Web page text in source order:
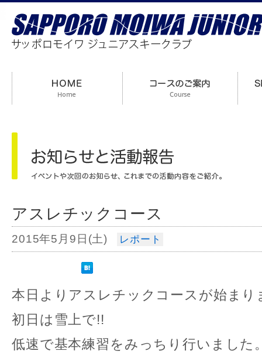
アスレチックコース
2015年5月9日(土) レポート
本日よりアスレチックコースが始まり
初日は雪上で!!
低速で基本練習をみっちり行いました